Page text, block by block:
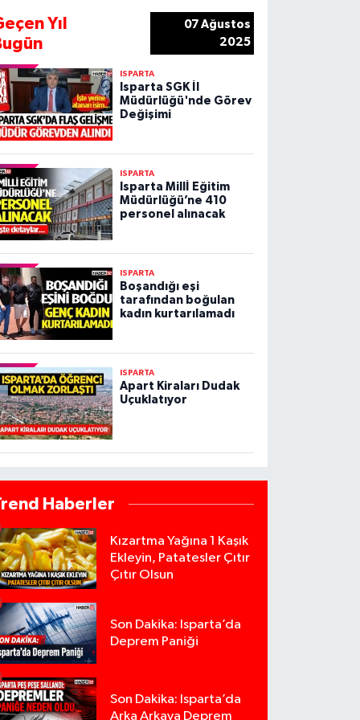
Yıl
07 Ağustos
2025
ISPARTA
Isparta SGK İl
Müdürlüğü'nde Görev
Değişimi
ISPARTA
Isparta Millİ Eğitim
Müdürlüğü’ne 410
personel alınacak
ISPARTA
Boşandığı eşi
tarafından boğulan
kadın kurtarılamadı
ISPARTA
Apart Kiraları Dudak
Uçuklatıyor
Haberler
Kızartma Yağına 1 Kaşık
Ekleyin, Patatesler Çıtır
Çıtır Olsun
Son Dakika: Isparta’da
Deprem Paniği
Son Dakika: Isparta’da
Arka Arkaya Deprem